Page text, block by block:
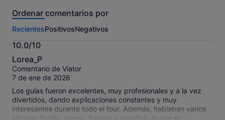
esta
Más
información
sobre
nuestros
comentarios
contrastados.
Ordenar comentarios por
RecientesPositivosNegativos
10.0/10
10.0
sobre
10
Lorea_P
Comentario de Viator
7 de ene de 2026
Los guías fueron excelentes, muy profesionales y a la vez
divertidos, dando explicaciones constantes y muy
interesantes durante todo el tour. Además, hablaban varios
idiomas (inglés, sueco, italiano y español), lo que se